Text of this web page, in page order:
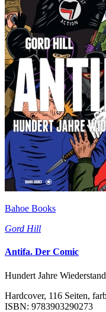
Bahoe Books
Gord Hill
Antifa. Der Comic
Hundert Jahre Wiederstand
Hardcover, 116 Seiten,
ISBN: 9783903290273